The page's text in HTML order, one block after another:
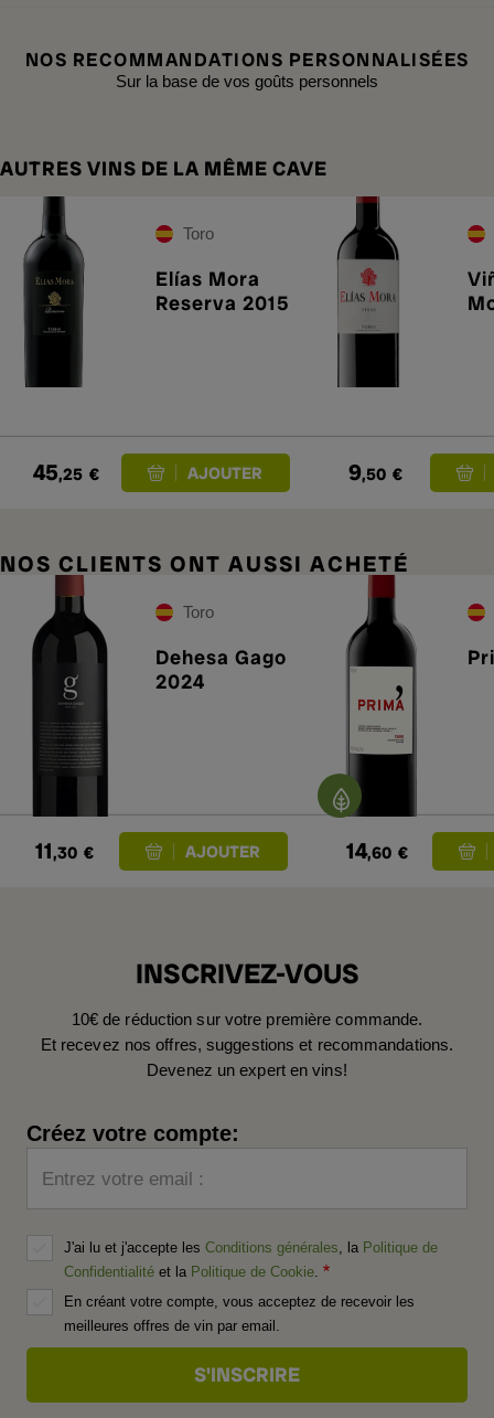
NOS RECOMMANDATIONS PERSONNALISÉES
Sur la base de vos goûts personnels
AUTRES VINS DE LA MÊME CAVE
Toro
Elías Mora
Reserva 2015
45,25 € 9,50 €
NOS CLIENTS ONT AUSSI ACHETÉ
Toro
Dehesa Gago
2024
11,30 € 14,60 €
INSCRIVEZ-VOUS
10€ de réduction sur votre première commande.
Et recevez nos offres, suggestions et recommandations.
Devenez un expert en vins!
Créez votre compte:
Entrez votre email :
J'ai lu et j'accepte les Conditions générales , la Politique de
Confidentialité et la Politique de Cookie
En créant votre compte, vous acceptez de recevoir les
meilleures offres de vin par email.